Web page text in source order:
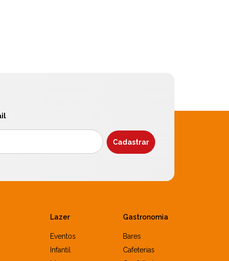
Lazer
Eventos
Infantil
Gastronomia
Bares
Cafeterias